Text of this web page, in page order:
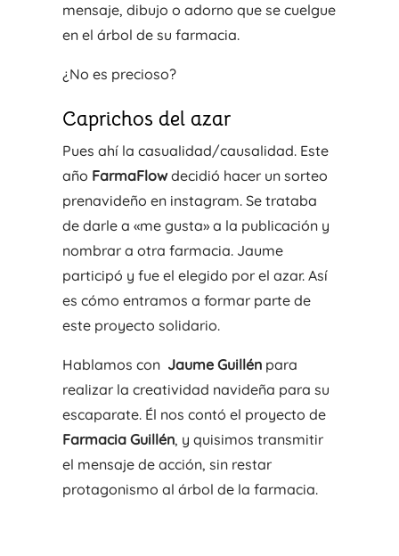
mensaje, dibujo o adorno que se cuelgue
en el árbol de su farmacia.
¿No es precioso?
Caprichos del azar
Pues ahí la casualidad/causalidad. Este
año FarmaFlowdecidió hacer un sorteo
prenavideño en instagram. Se trataba
de darle a «me gusta» a la publicación y
nombrar a otra farmacia. Jaume
participó y fue el elegido por el azar. Así
es cómo entramos a formar parte de
este proyecto solidario.
Hablamos con Jaume Guillénpara
realizar la creatividad navideña para su
escaparate. Él nos contó el proyecto de
Farmacia Guillén, y quisimos transmitir
el mensaje de acción, sin restar
protagonismo al árbol de la farmacia.